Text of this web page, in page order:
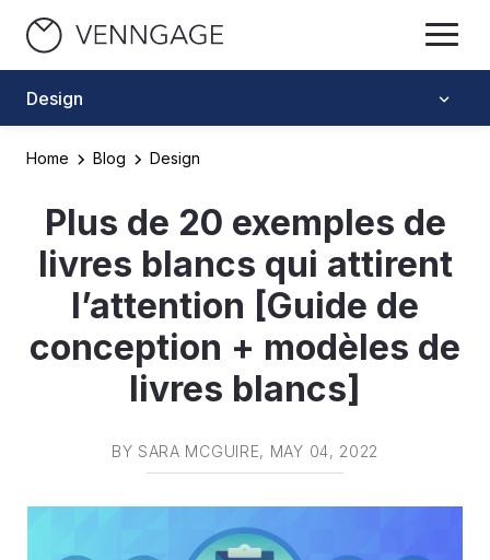
Design
Home Blog Design
Plus de 20 exemples de
livres blancs qui attirent
l’attention [Guide de
conception + modèles de
livres blancs]
BY SARA MCGUIRE, MAY 04, 2022